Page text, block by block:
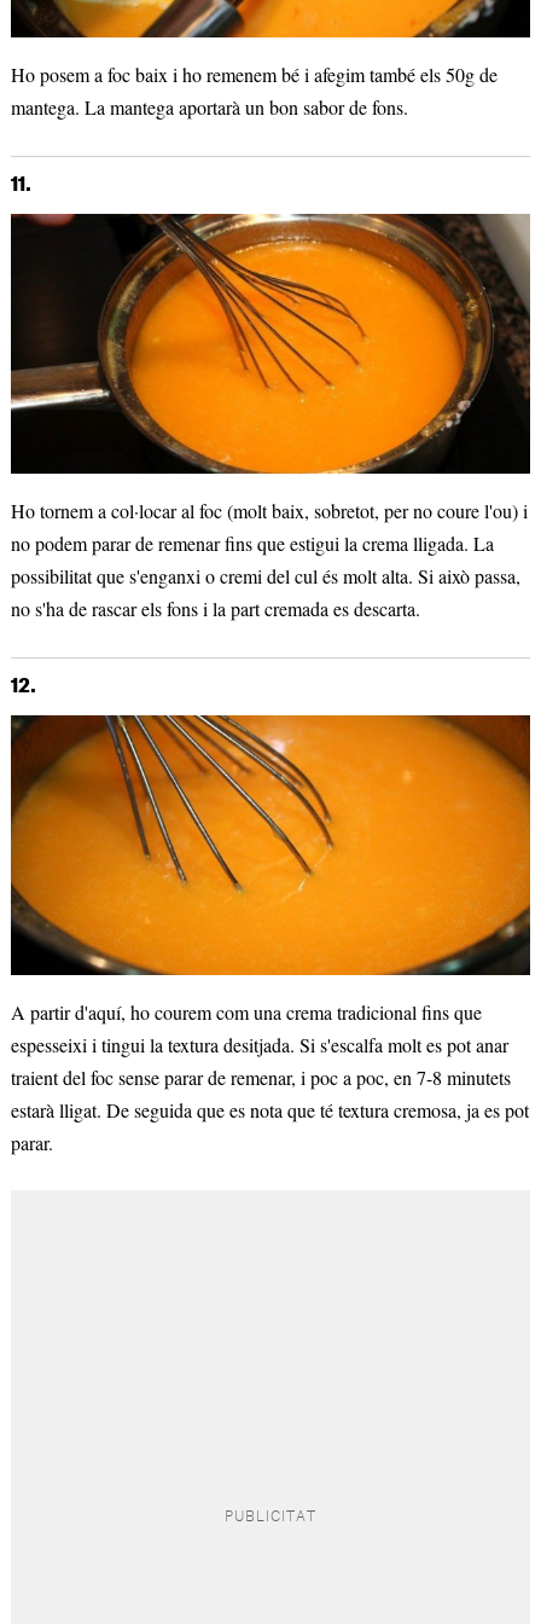
Ho posem a foc baix i ho remenem bé i afegim també els 50g de
mantega. La mantega aportarà un bon sabor de fons.
11.
Ho tornem a col·locar al foc (molt baix, sobretot, per no coure l'ou) i
no podem parar de remenar fins que estigui la crema lligada. La
possibilitat que s'enganxi o cremi del cul és molt alta. Si això passa,
no s'ha de rascar els fons i la part cremada es descarta.
12.
A partir d'aquí, ho courem com una crema tradicional fins que
espesseixi i tingui la textura desitjada. Si s'escalfa molt es pot anar
traient del foc sense parar de remenar, i poc a poc, en 7-8 minutets
estarà lligat. De seguida que es nota que té textura cremosa, ja es pot
parar.